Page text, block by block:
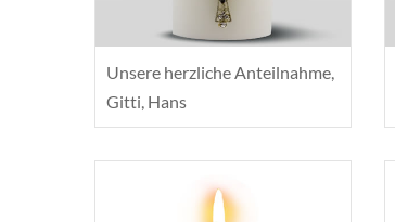
Unsere herzliche Anteilnahme,
Gitti, Hans